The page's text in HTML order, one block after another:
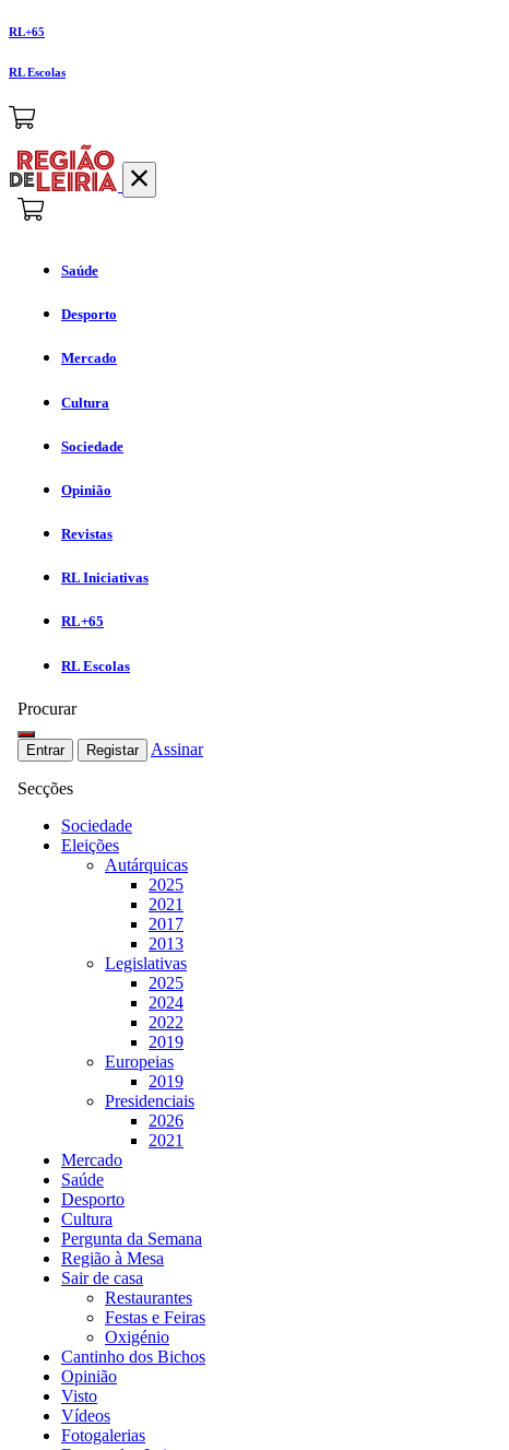
RL+65
RL Escolas
Saúde
Desporto
Mercado
Cultura
Sociedade
Opinião
Revistas
RL Iniciativas
RL+65
RL Escolas
Procurar
Entrar Registar Assinar
Secções
Sociedade
Eleições
Autárquicas
2025
2021
2017
2013
Legislativas
2025
2024
2022
2019
Europeias
2019
Presidenciais
2026
2021
Mercado
Saúde
Desporto
Cultura
Pergunta da Semana
Região à Mesa
Sair de casa
Restaurantes
Festas e Feiras
Oxigénio
Cantinho dos Bichos
Opinião
Visto
Vídeos
Fotogalerias